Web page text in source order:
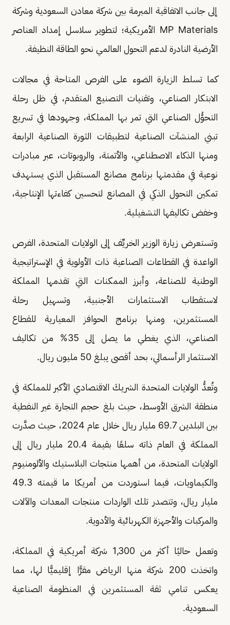
إلى جانب الاتفاقية المبرمة بين شركة معادن السعودية وشركة
MP Materials الأمريكية؛ لتطوير سلاسل إمداد العناصر
الأرضية النادرة لدعم التحول العالمي نحو الطاقة النظيفة.
كما تسلط الزيارة الضوء على الفرص المتاحة في مجالات
الابتكار الصناعي، وتقنيات التصنيع المتقدم، في ظل رحلة
التحوُّل الصناعي التي تمر بها المملكة، وجهودها في تسريع
تبني المنشآت الصناعية لتطبيقات الثورة الصناعية الرابعة
ومنها الذكاء الاصطناعي، والأتمتة، والروبوتات، عبر مبادرات
نوعية في مقدمتها برنامج مصانع المستقبل الذي يستهدف
تمكين التحول الذكي في المصانع لتحسين كفاءتها الإنتاجية،
وخفض تكاليفها التشغيلية.
وتستعرض زيارة الوزير الخريِّف إلى الولايات المتحدة، الفرص
الواعدة في القطاعات الصناعية ذات الأولوية في الإستراتيجية
الوطنية للصناعة، وأبرز الممكنات التي تقدمها المملكة
لاستقطاب الاستثمارات الأجنبية، وتسهيل رحلة
المستثمرين، ومنها برنامج الحوافز المعيارية للقطاع
الصناعي، الذي يغطي ما يصل إلى 35% من تكاليف
الاستثمار الرأسمالي، بحد أقصى يبلغ 50 مليون ريال.
وتُعدُّ الولايات المتحدة الشريكَ الاقتصادي الأكبر للمملكة في
منطقة الشرق الأوسط، حيث بلغ حجم التجارة غير النفطية
بين البلدين 69.7 مليار ريال خلال عام 2024، حيث صدَّرت
المملكة في العام ذاته سلعًا بقيمة 20.4 مليار ريال إلى
الولايات المتحدة، من أهمها منتجات البلاستيك والألومنيوم
والكيماويات، فيما استوردت من أمريكا ما قيمته 49.3
مليار ريال، وتتصدر تلك الواردات منتجات المعدات والآلات
والمركبات والأجهزة الكهربائية والأدوية.
وتعمل حاليًا أكثر من 1,300 شركة أمريكية في المملكة،
واتخذت 200 شركة منها الرياض مقرًّا إقليميًّا لها، مما
يعكس تنامي ثقة المستثمرين في المنظومة الصناعية
السعودية.